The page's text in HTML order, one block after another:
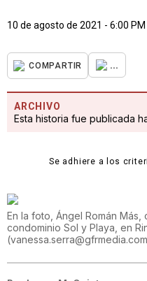
10 de agosto de 2021 - 6:00 PM
COMPARTIR ...
ARCHIVO
Esta historia fue publicada
Se adhiere a los
En la foto, Ángel Román
condominio Sol y Playa, en
(vanessa.serra@gfrmedia.com